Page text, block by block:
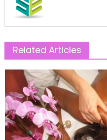
Related Articles